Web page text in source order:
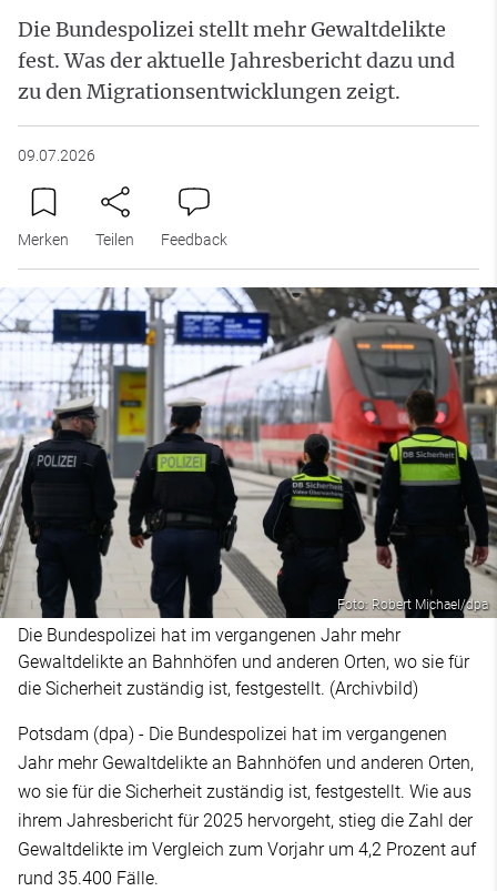
Die Bundespolizei stellt mehr Gewaltdelikte
fest. Was der aktuelle Jahresbericht dazu und
zu den Migrationsentwicklungen zeigt.
09.07.2026
Merken Teilen Feedback
Foto: Robert Michael/dpa
Die Bundespolizei hat im vergangenen Jahr mehr
Gewaltdelikte an Bahnhöfen und anderen Orten, wo sie für
die Sicherheit zuständig ist, festgestellt. (Archivbild)
Potsdam (dpa) - Die Bundespolizei hat im vergangenen
Jahr mehr Gewaltdelikte an Bahnhöfen und anderen Orten,
wo sie für die Sicherheit zuständig ist, festgestellt. Wie aus
ihrem Jahresbericht für 2025 hervorgeht, stieg die Zahl der
Gewaltdelikte im Vergleich zum Vorjahr um 4,2 Prozent auf
rund 35.400 Fälle.